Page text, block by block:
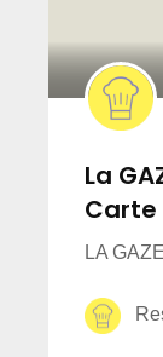
La
Carte
LA